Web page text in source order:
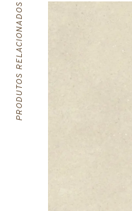
PRODUTOS RELACIONADOS